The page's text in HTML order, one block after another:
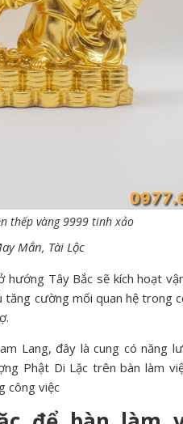
thếp vàng 9999 tinh xảo
Mắn, Tài Lộc
Tây Bắc sẽ kích hoạt
cường mối quan hệ trong
Lang, đây là cung có năng
Phật Di Lặc trên bàn làm
công việc